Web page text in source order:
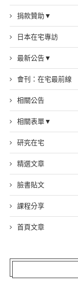
捐款贊助▼
日本在宅專訪
最新公告▼
會刊：在宅最前線
相關公告
相關表單▼
研究在宅
精選文章
臉書貼文
課程分享
首頁文章